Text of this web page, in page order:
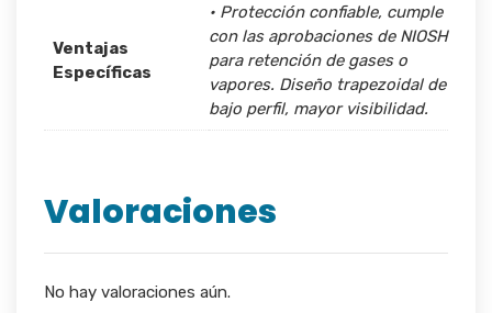
Ventajas
Específicas
• Protección confiable, cumple
con las aprobaciones de NIOSH
para retención de gases o
vapores. Diseño trapezoidal de
bajo perfil, mayor visibilidad.
Valoraciones
No hay valoraciones aún.